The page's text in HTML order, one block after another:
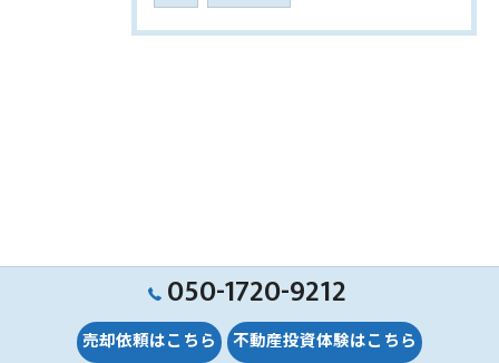
050-1720-9212
売却依頼はこちら 不動産投資体験はこちら